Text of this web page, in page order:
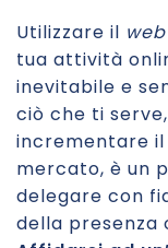
Utilizzare il
tua attività
inevitabile e
ciò che ti
incrementare il
mercato, è un
delegare con
della presenza